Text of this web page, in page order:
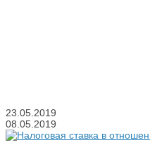
23.05.2019
08.05.2019